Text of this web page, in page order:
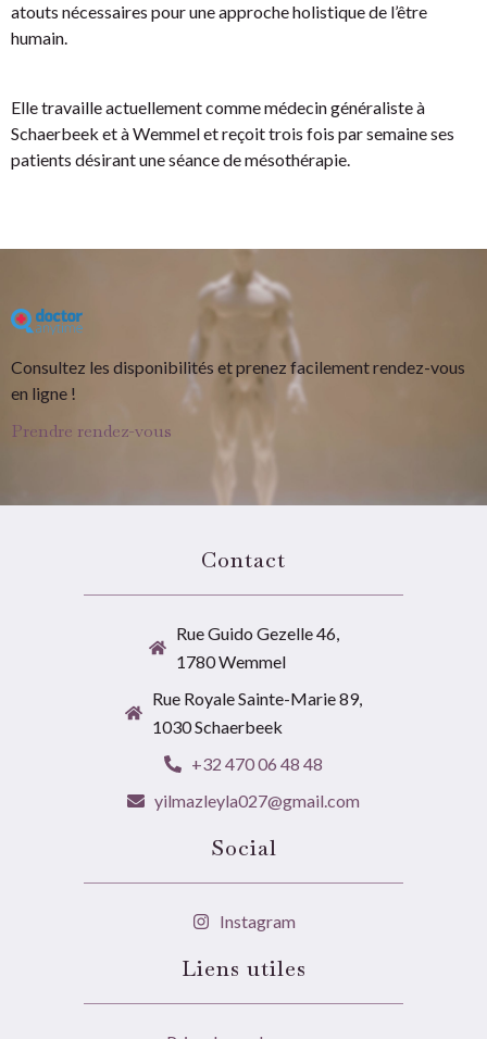
atouts nécessaires pour une approche holistique de l’être
humain.
Elle travaille actuellement comme médecin généraliste à
Schaerbeek et à Wemmel et reçoit trois fois par semaine ses
patients désirant une séance de mésothérapie.
Consultez les disponibilités et prenez facilement rendez-vous
en ligne !
Prendre rendez-vous
Contact
Rue Guido Gezelle 46,
1780 Wemmel
Rue Royale Sainte-Marie 89,
1030 Schaerbeek
+32 470 06 48 48
yilmazleyla027@gmail.com
Social
Instagram
Liens utiles